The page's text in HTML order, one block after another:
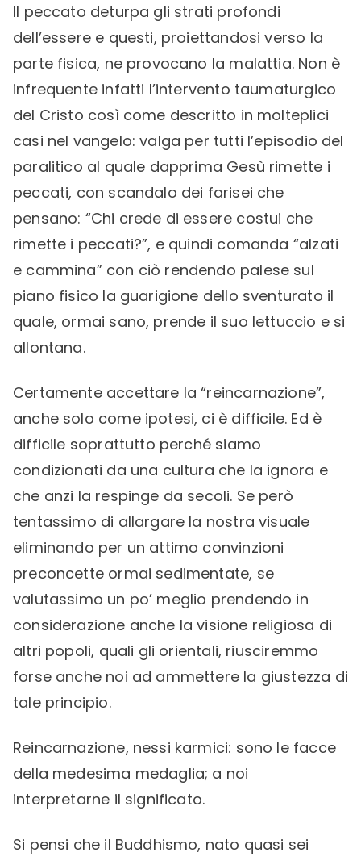
Il peccato deturpa gli strati profondi
dell’essere e questi, proiettandosi verso la
parte fisica, ne provocano la malattia. Non è
infrequente infatti l’intervento taumaturgico
del Cristo così come descritto in molteplici
casi nel vangelo: valga per tutti l’episodio del
paralitico al quale dapprima Gesù rimette i
peccati, con scandalo dei farisei che
pensano: “Chi crede di essere costui che
rimette i peccati?”, e quindi comanda “alzati
e cammina” con ciò rendendo palese sul
piano fisico la guarigione dello sventurato il
quale, ormai sano, prende il suo lettuccio e si
allontana.
Certamente accettare la “reincarnazione”,
anche solo come ipotesi, ci è difficile. Ed è
difficile soprattutto perché siamo
condizionati da una cultura che la ignora e
che anzi la respinge da secoli. Se però
tentassimo di allargare la nostra visuale
eliminando per un attimo convinzioni
preconcette ormai sedimentate, se
valutassimo un po’ meglio prendendo in
considerazione anche la visione religiosa di
altri popoli, quali gli orientali, riusciremmo
forse anche noi ad ammettere la giustezza di
tale principio.
Reincarnazione, nessi karmici: sono le facce
della medesima medaglia; a noi
interpretarne il significato.
Si pensi che il Buddhismo, nato quasi sei